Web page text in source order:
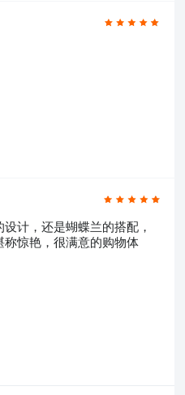
计，还是蝴蝶兰的搭配，
惊艳，很满意的购物体